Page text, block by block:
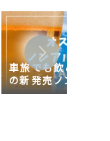
車旅でも飲める！オ
の新発売ノンアルコ
ール【AsahiZERO